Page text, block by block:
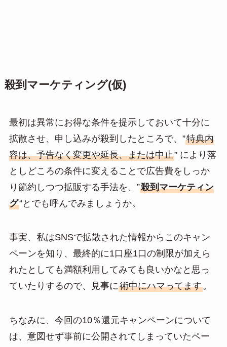
殺到マーケティング(仮)
最初は異常にお得な条件を提示しておいて十分に
拡散させ、申し込みが殺到したところで、”特典内
容は、予告なく変更や延長、または中止” により落
としどころの条件に変えることで広告費をしっか
り節約しつつ拡販する手法を、”殺到マーケティン
グ“とでも呼んでみましょうか。
事実、私はSNSで拡散された情報からこのキャン
ペーンを知り、最終的に1口座1口の制限が加えら
れたとしても満額利用してみても良いかなと思っ
ていたりするので、見事に術中にハマってます。
ちなみに、今回の10％還元キャンペーンについて
は、意図せず事前に公開されてしまっていたペー